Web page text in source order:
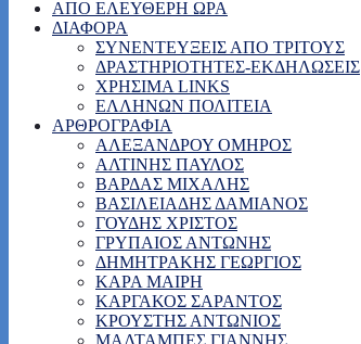
ΑΠΟ ΕΛΕΥΘΕΡΗ ΩΡΑ
ΔΙΑΦΟΡΑ
ΣΥΝΕΝΤΕΥΞΕΙΣ ΑΠΟ ΤΡΙΤΟΥΣ
ΔΡΑΣΤΗΡΙΟΤΗΤΕΣ-ΕΚΔΗΛΩΣΕΙΣ
ΧΡΗΣΙΜΑ LINKS
ΕΛΛΗΝΩΝ ΠΟΛΙΤΕΙΑ
ΑΡΘΡΟΓΡΑΦΙΑ
ΑΛΕΞΑΝΔΡΟΥ ΟΜΗΡΟΣ
ΑΛΤΙΝΗΣ ΠΑΥΛΟΣ
ΒΑΡΔΑΣ ΜΙΧΑΛΗΣ
ΒΑΣΙΛΕΙΑΔΗΣ ΔΑΜΙΑΝΟΣ
ΓΟΥΔΗΣ ΧΡΙΣΤΟΣ
ΓΡΥΠΑΙΟΣ ΑΝΤΩΝΗΣ
ΔΗΜΗΤΡΑΚΗΣ ΓΕΩΡΓΙΟΣ
ΚΑΡΑ ΜΑΙΡΗ
ΚΑΡΓΑΚΟΣ ΣΑΡΑΝΤΟΣ
ΚΡΟΥΣΤΗΣ ΑΝΤΩΝΙΟΣ
ΜΑΛΤΑΜΠΕΣ ΓΙΑΝΝΗΣ